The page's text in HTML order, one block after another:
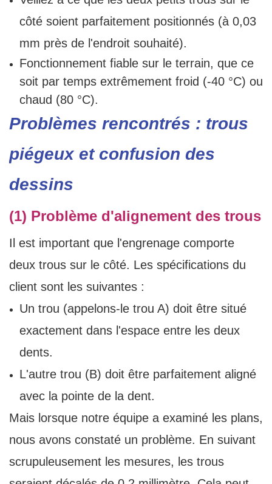
côté soient parfaitement positionnés (à 0,03
mm près de l'endroit souhaité).
Fonctionnement fiable sur le terrain, que ce
soit par temps extrêmement froid (-40 °C) ou
chaud (80 °C).
Problèmes rencontrés : trous
piégeux et confusion des
dessins
(1) Problème d'alignement des trous
Il est important que l'engrenage comporte
deux trous sur le côté. Les spécifications du
client sont les suivantes :
Un trou (appelons-le trou A) doit être situé
exactement dans l'espace entre les deux
dents.
L'autre trou (B) doit être parfaitement aligné
avec la pointe de la dent.
Mais lorsque notre équipe a examiné les plans,
nous avons constaté un problème. En suivant
scrupuleusement les mesures, les trous